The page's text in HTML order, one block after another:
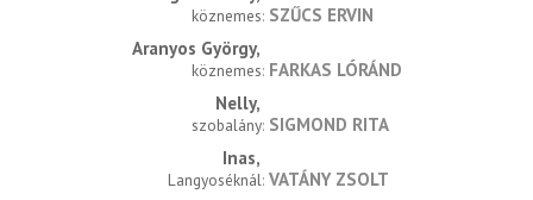
köznemes SZŰCS ERVIN
Aranyos György
köznemes FARKAS LÓRÁND
Nelly
szobalány SIGMOND RITA
Inas
Langyoséknál VATÁNY ZSOLT